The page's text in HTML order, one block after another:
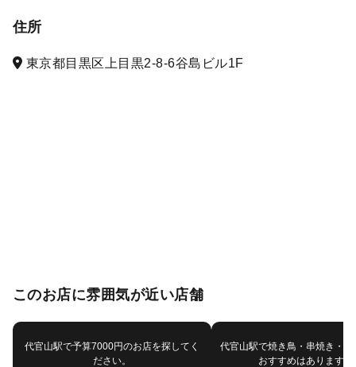
住所
東京都目黒区上目黒2-8-6谷島ビル1F
このお店に雰囲気が近い店舗
代官山駅で予算7000円のお店を探してく
ださい。
代官山駅で焼き鳥・串焼き・
おすすめはありますか